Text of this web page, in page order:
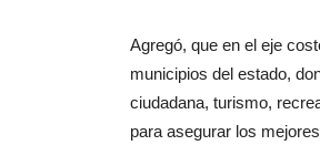
Agregó, que en el eje
municipios del estado,
ciudadana, turismo,
para asegurar los